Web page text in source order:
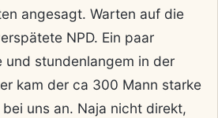
angesagt. Warten auf die
NPD. Ein paar
und stundenlangem in der
kam der ca 300 Mann starke
uns an. Naja nicht direkt,